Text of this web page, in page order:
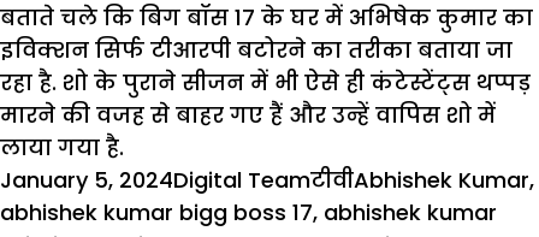
बताते चले कि बिग बॉस 17 के घर में अभिषेक कुमार का
इविक्शन सिर्फ टीआरपी बटोरने का तरीका बताया जा
रहा है. शो के पुराने सीजन में भी ऐसे ही कंटेस्टेंट्स थप्पड़
मारने की वजह से बाहर गए हैं और उन्हें वापिस शो में
लाया गया है.
Posted
on
January 5, 2024Author
Digital TeamCategories
टीवीTags
Abhishek Kumar,
abhishek kumar bigg boss 17, abhishek kumar